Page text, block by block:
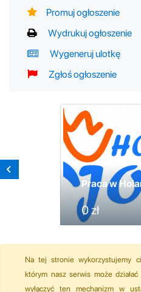
Promuj ogłoszenie
Wydrukuj ogłoszenie
Wygeneruj ulotkę
Zgłoś ogłoszenie
0 zł
Na tej stronie wykorzystujemy
którym nasz serwis może
wyłączyć ten mechanizm w